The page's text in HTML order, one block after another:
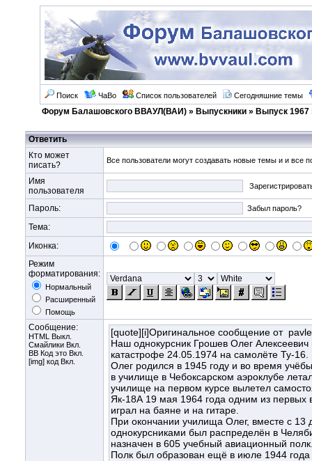
Поиск ЧаВо Список пользователей Сегодняшние темы
Форум Балашовского ВВАУЛ(ВАИ)» Выпускники» Выпуск 1967
Ответить
Кто может
писать?
Все пользователи могут создавать новые темы и и все
Имя
пользователя
Пароль: Забыл пароль?
Тема:
Иконка:
Режим
форматирования:
Нормальный
Расширенный
Помощь
Сообщение:
HTML Выкл.
Смайлики Вкл.
BB Код это Вкл.
[img] код Вкл.